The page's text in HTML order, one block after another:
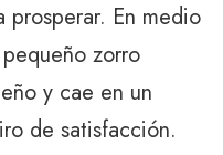
En medio
zorro
y cae en un
de satisfacción.